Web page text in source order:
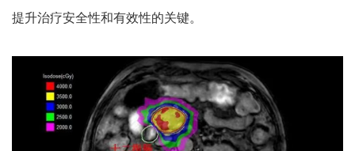
提升治疗安全性和有效性的关键。